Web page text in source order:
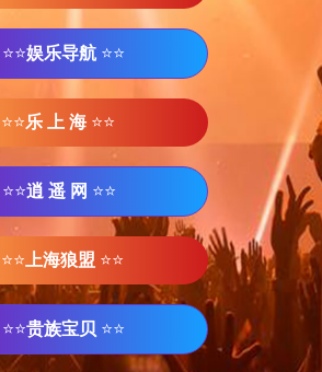
⭐⭐娱乐导航 ⭐⭐
⭐⭐乐 上 海 ⭐⭐
⭐⭐逍 遥 网 ⭐⭐
⭐⭐ 上海狼盟 ⭐⭐
⭐⭐贵族宝贝 ⭐⭐